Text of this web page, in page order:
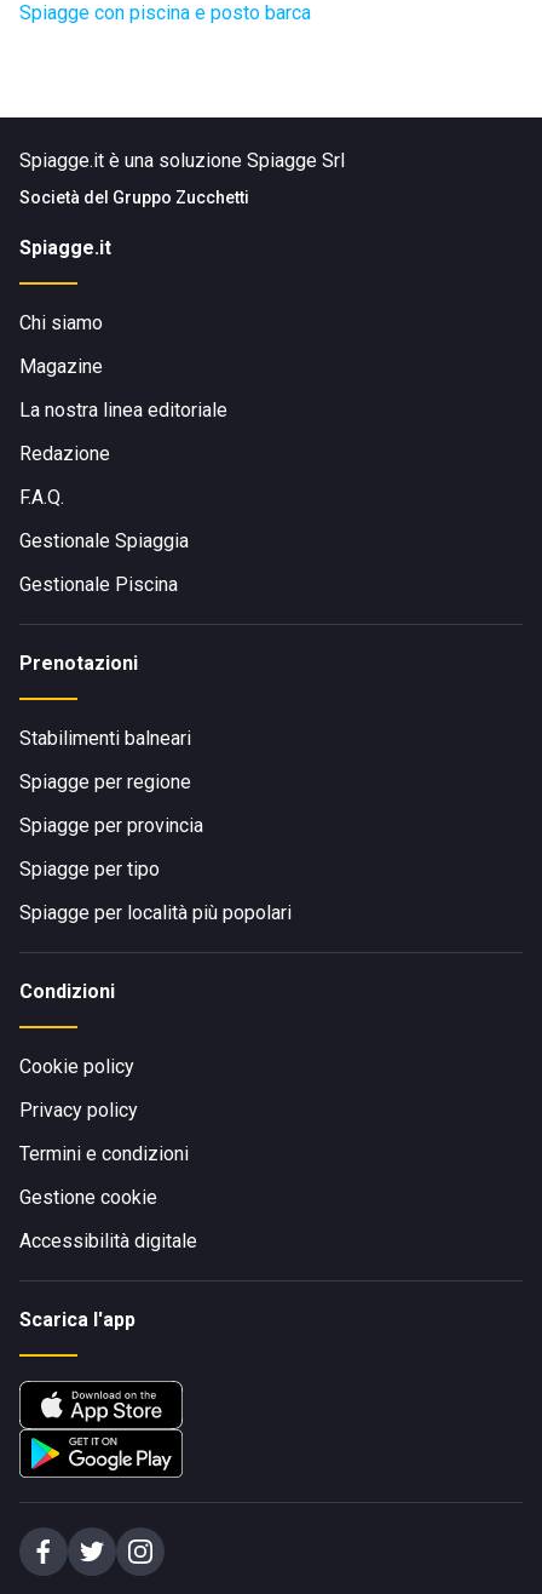
Spiagge con piscina e posto barca
Spiagge.it è una soluzione Spiagge Srl
Società del Gruppo Zucchetti
Spiagge.it
Chi siamo
Magazine
La nostra linea editoriale
Redazione
F.A.Q.
Gestionale Spiaggia
Gestionale Piscina
Prenotazioni
Stabilimenti balneari
Spiagge per regione
Spiagge per provincia
Spiagge per tipo
Spiagge per località più popolari
Condizioni
Cookie policy
Privacy policy
Termini e condizioni
Gestione cookie
Accessibilità digitale
Scarica l'app